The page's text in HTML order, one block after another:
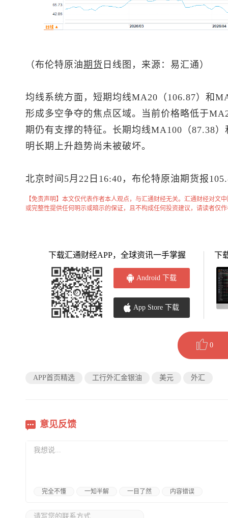
（布伦特原油期货 日线图，来源：易汇通）
均线系统方面，短期均线MA20（106.87）和
形成多空争夺的焦点区域。当前价格略低于
期仍有支撑的特征。长期均线MA100（87.38
明长期上升趋势尚未被破坏。
北京时间5月22日16:40， 布伦特原油期货报
【免责声明】本文仅代表作者本人观点，与汇通财经无关。汇通财经对文
或完整性提供任何明示或暗示的保证，且不构成任何投资建议，请读者仅
下载汇通财经APP，全球资讯一手掌握
Android 下载
App Store 下载
下
0
APP首页精选 工行外汇金银油 美元 外汇
意见反馈
完全不懂 一知半解 一目了然 内容错误